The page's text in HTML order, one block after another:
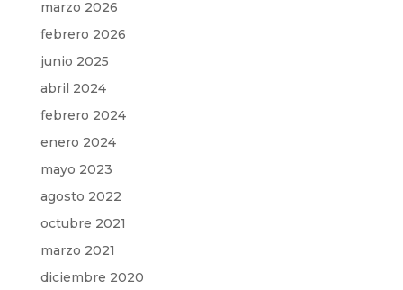
marzo 2026
febrero 2026
junio 2025
abril 2024
febrero 2024
enero 2024
mayo 2023
agosto 2022
octubre 2021
marzo 2021
diciembre 2020